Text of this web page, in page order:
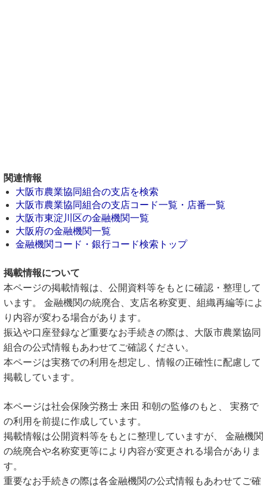
関連情報
大阪市農業協同組合の支店を検索
大阪市農業協同組合の支店コード一覧・店番一覧
大阪市東淀川区の金融機関一覧
大阪府の金融機関一覧
金融機関コード・銀行コード検索トップ
掲載情報について
本ページの掲載情報は、公開資料等をもとに確認・整理して
います。 金融機関の統廃合、支店名称変更、組織再編等によ
り内容が変わる場合があります。
振込や口座登録など重要なお手続きの際は、大阪市農業協同
組合の公式情報もあわせてご確認ください。
本ページは実務での利用を想定し、情報の正確性に配慮して
掲載しています。
本ページは社会保険労務士 来田 和朝の監修のもと、 実務で
の利用を前提に作成しています。
掲載情報は公開資料等をもとに整理していますが、 金融機関
の統廃合や名称変更等により内容が変更される場合がありま
す。
重要なお手続きの際は各金融機関の公式情報もあわせてご確